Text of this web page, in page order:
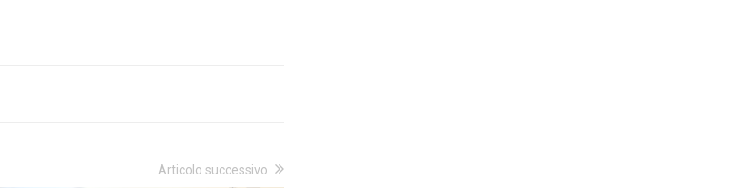
Articolo successivo